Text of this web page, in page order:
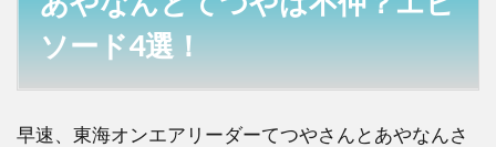
ソード4選！
早速、東海オンエアリーダーてつやさんとあやなんさ